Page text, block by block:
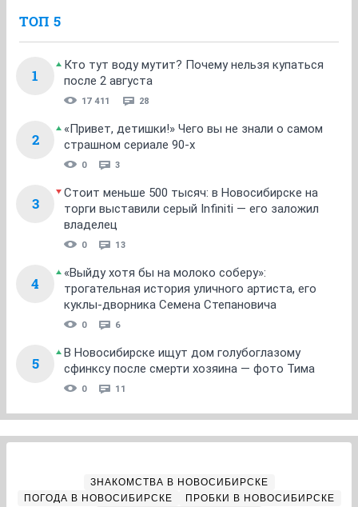
ТОП 5
1
Кто тут воду мутит? Почему нельзя купаться
после 2 августа
17 411 28
2
«Привет, детишки!» Чего вы не знали о самом
страшном сериале 90-х
0 3
3
Стоит меньше 500 тысяч: в Новосибирске на
торги выставили серый Infiniti — его заложил
владелец
0 13
4
«Выйду хотя бы на молоко соберу»:
трогательная история уличного артиста, его
куклы-дворника Семена Степановича
0 6
5
В Новосибирске ищут дом голубоглазому
сфинксу после смерти хозяина — фото Тима
0 11
ЗНАКОМСТВА В НОВОСИБИРСКЕ
ПОГОДА В НОВОСИБИРСКЕ
ПРОБКИ В НОВОСИБИРСКЕ